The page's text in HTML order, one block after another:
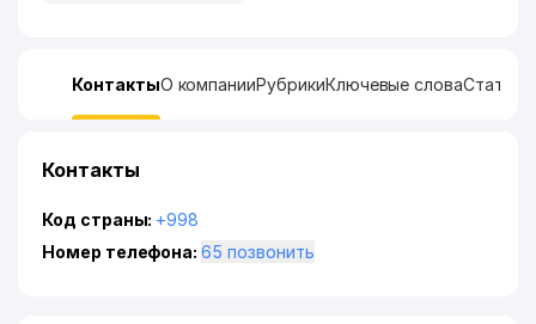
КонтактыО компанииРубрикиКлючевые слова
Контакты
Код страны: +998
Номер телефона:
65 позвонить